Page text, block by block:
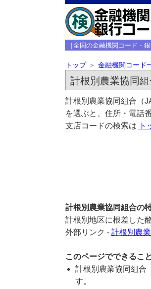
［全国の金融機関コード・
トップ 金融機関コード
計根別農業協同
計根別農業協同組合（
を選ぶと、住所・電話
支店コードの検索は
ト
計根別農業協同組合の
計根別地区に根差した
外部リンク - 計根別農
このページでできること
計根別農業協同組合
す。